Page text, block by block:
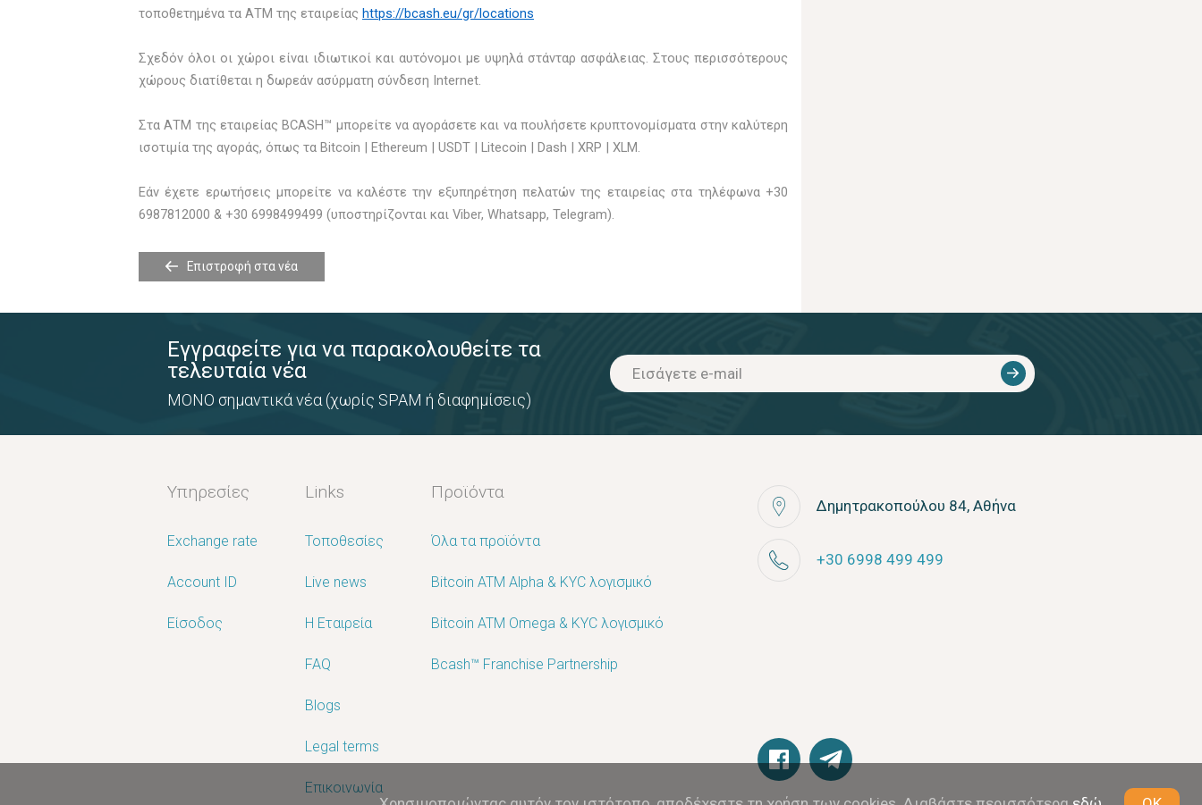
τοποθετημένα τα ΑΤΜ της εταιρείας https://bcash.eu/gr/locations
Σχεδόν όλοι οι χώροι είναι ιδιωτικοί και αυτόνομοι με υψηλά στάνταρ ασφάλειας. Στους περισσότερους
χώρους διατίθεται η δωρεάν ασύρματη σύνδεση Internet.
Στα ΑΤΜ της εταιρείας BCASH™ μπορείτε να αγοράσετε και να πουλήσετε κρυπτονομίσματα στην καλύτερη
ισοτιμία της αγοράς, όπως τα Bitcoin | Ethereum | USDT | Litecoin | Dash | XRP | XLM.
Εάν έχετε ερωτήσεις μπορείτε να καλέστε την εξυπηρέτηση πελατών της εταιρείας στα τηλέφωνα +30
6987812000 & +30 6998499499 (υποστηρίζονται και Viber, Whatsapp, Telegram).
Επιστροφή στα νέα
Εγγραφείτε για να παρακολουθείτε τα
τελευταία νέα
ΜΟΝΟ σημαντικά νέα (χωρίς SPAM ή διαφημίσεις)
Υπηρεσίες
Exchange rate
Account ID
Είσοδος
Links
Τοποθεσίες
Live news
Η Εταιρεία
FAQ
Blogs
Legal terms
Επικοινωνία
Προϊόντα
Όλα τα προϊόντα
Bitcoin ATM Alpha & KYC λογισμικό
Bitcoin ATM Omega & KYC λογισμικό
Bcash™ Franchise Partnership
Δημητρακοπούλου 84, Αθήνα
+30 6998 499 499